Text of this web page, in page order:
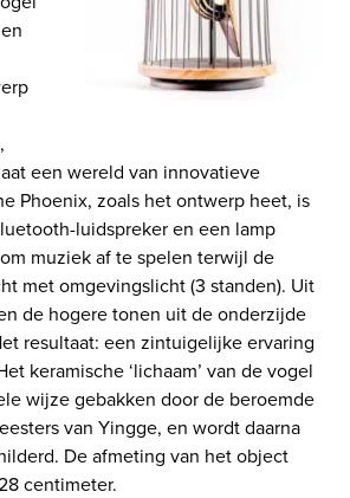
een wereld van innovatieve
Phoenix, zoals het ontwerp heet, is
luidspreker en een lamp
muziek af te spelen terwijl de
met omgevingslicht (3 standen). Uit
de hogere tonen uit de onderzijde
resultaat: een zintuigelijke ervaring
keramische ‘lichaam’ van de vogel
wijze gebakken door de beroemde
van Yingge, en wordt daarna
De afmeting van het object
centimeter.